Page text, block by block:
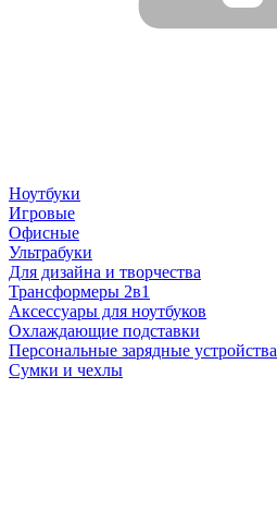
Ноутбуки
Игровые
Офисные
Ультрабуки
Для дизайна и творчества
Трансформеры 2в1
Аксессуары для ноутбуков
Охлаждающие подставки
Персональные зарядные устройства
Сумки и чехлы